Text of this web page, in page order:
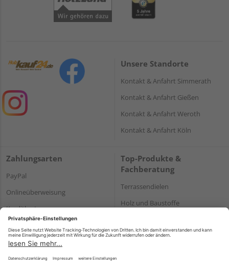
Unsere Standorte
Kontakt & Anfahrt Simmerath
Kontakt & Anfahrt Gießen
Kontakt & Anfahrt Weroth
Kontakt & Anfahrt Köln
Zahlungsarten
PayPal
Onlineüberweisung
Kreditkarte
*Bonität vorausgesetzt
Top-Produkte &
Fachberatung
Terrassendielen
Holz und Baustoffe